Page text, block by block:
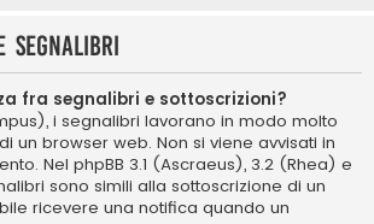
segnalibri
fra segnalibri e sottoscrizioni?
i segnalibri lavorano in modo molto
un browser web. Non si viene avvisati in
Nel phpBB 3.1 (Ascraeus), 3.2 (Rhea) e
sono simili alla sottoscrizione di un
ricevere una notifica quando un